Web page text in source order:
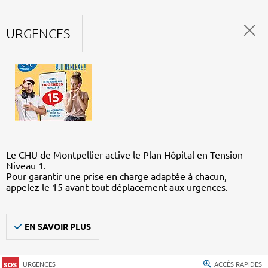
URGENCES
Le CHU de Montpellier active le Plan Hôpital en Tension –
Niveau 1.
Pour garantir une prise en charge adaptée à chacun,
appelez le 15 avant tout déplacement aux urgences.
EN SAVOIR PLUS
URGENCES ACCÈS RAPIDES